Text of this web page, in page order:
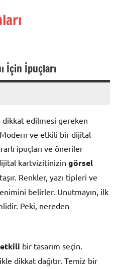
İçin İpuçları
dikkat edilmesi gereken
ve etkili bir dijital
ipuçları ve öneriler
kartvizitinizin görsel
Renkler, yazı tipleri ve
belirler. Unutmayın, ilk
Peki, nereden
bir tasarım seçin.
dikkat dağıtır. Temiz bir